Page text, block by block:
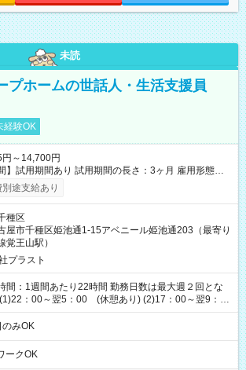
未読
プホームの世話人・生活支援員
経験OK
円～14,700円
】試用期間あり 試用期間の長さ：3ヶ月 雇用形態、
用時と同じです。
途支給あり
種区
屋市千種区姫池通1-15アベニール姫池通203（最寄り
覚王山駅）
プラスト
間：1週間あたり22時間 勤務日数は最大週２回とな
：00～翌5：00 (休憩あり) (2)17：00～翌9：
定提出済 平均労働時間：1週間あたり22
数は最大週２回となります。 (1)22：00～翌5：00
みOK
ークOK